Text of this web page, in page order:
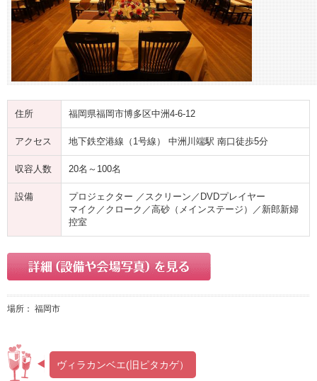
住所 福岡県福岡市博多区中洲4-6-12
アクセス 地下鉄空港線（1号線） 中洲川端駅 南口徒歩5分
収容人数 20名～100名
設備
プロジェクター ／スクリーン／DVDプレイヤー
マイク／クローク／高砂（メインステージ）／新郎新婦
控室
場所： 福岡市
ヴィラカンベエ(旧ピタカゲ）